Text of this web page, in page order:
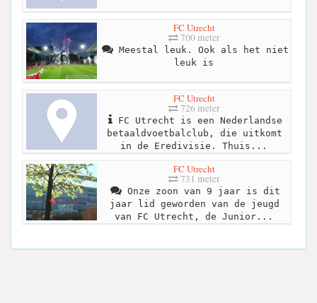
FC Utrecht
700 meter
Meestal leuk. Ook als het niet
leuk is
FC Utrecht
726 meter
FC Utrecht is een Nederlandse
betaaldvoetbalclub, die uitkomt
in de Eredivisie. Thuis...
FC Utrecht
731 meter
Onze zoon van 9 jaar is dit
jaar lid geworden van de jeugd
van FC Utrecht, de Junior...